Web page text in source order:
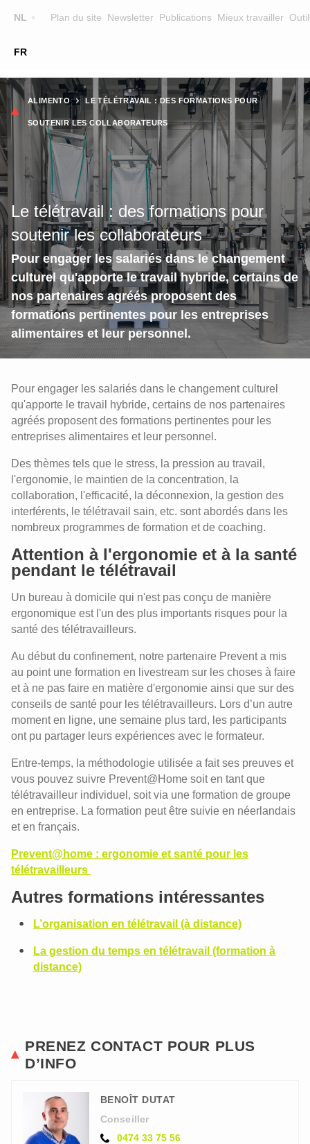
NL
FR
Plan du site Newsletter Publications Mieux travailler
Main
navigation
FORMATION
FORMATEURS
SUR ALIMENTO
EQUIPE
CONTACT
CHERCHER UNE FORMATION
Fil
d'Ariane
ALIMENTO LE TÉLÉTRAVAIL : DES FORMATIONS POUR
SOUTENIR LES COLLABORATEURS
Le télétravail : des formations pour
soutenir les collaborateurs
Pour engager les salariés dans le changement
culturel qu'apporte le travail hybride, certains de
nos partenaires agréés proposent des
formations pertinentes pour les entreprises
alimentaires et leur personnel.
Pour engager les salariés dans le changement culturel
qu'apporte le travail hybride, certains de nos partenaires
agréés proposent des formations pertinentes pour les
entreprises alimentaires et leur personnel.
Des thèmes tels que le stress, la pression au travail,
l'ergonomie, le maintien de la concentration, la
collaboration, l'efficacité, la déconnexion, la gestion des
interférents, le télétravail sain, etc. sont abordés dans les
nombreux programmes de formation et de coaching.
Attention à l'ergonomie et à la santé
pendant le télétravail
Un bureau à domicile qui n'est pas conçu de manière
ergonomique est l'un des plus importants risques pour la
santé des télétravailleurs.
Au début du confinement, notre partenaire Prevent a mis
au point une formation en livestream sur les choses à faire
et à ne pas faire en matière d'ergonomie ainsi que sur des
conseils de santé pour les télétravailleurs. Lors d’un autre
moment en ligne, une semaine plus tard, les participants
ont pu partager leurs expériences avec le formateur.
Entre-temps, la méthodologie utilisée a fait ses preuves et
vous pouvez suivre Prevent@Home soit en tant que
télétravailleur individuel, soit via une formation de groupe
en entreprise. La formation peut être suivie en néerlandais
et en français.
Prevent@home : ergonomie et santé pour les
télétravailleurs
Autres formations intéressantes
L’organisation en télétravail (à distance)
La gestion du temps en télétravail (formation à
distance)
PRENEZ CONTACT POUR PLUS
D’INFO
BENOÎT DUTAT
Conseiller
0474 33 75 56